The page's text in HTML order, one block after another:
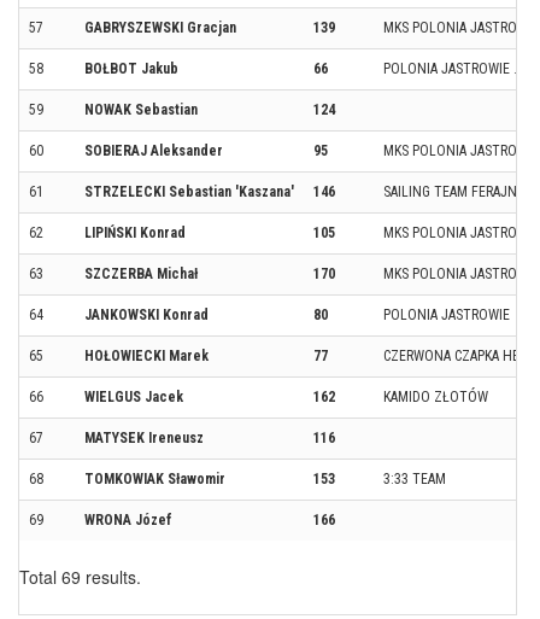
57 GABRYSZEWSKI Gracjan 139 MKS POLONIA JASTROWIE
58 BOŁBOT Jakub 66 POLONIA JASTROWIE .
59 NOWAK Sebastian 124
60 SOBIERAJ Aleksander 95 MKS POLONIA JASTROWIE
61 STRZELECKI Sebastian 'Kaszana' 146 SAILING TEAM FERAJNA
62 LIPIŃSKI Konrad 105 MKS POLONIA JASTROWIE
63 SZCZERBA Michał 170 MKS POLONIA JASTROWIE
64 JANKOWSKI Konrad 80 POLONIA JASTROWIE
65 HOŁOWIECKI Marek 77 CZERWONA CZAPKA
66 WIELGUS Jacek 162 KAMIDO ZŁOTÓW
67 MATYSEK Ireneusz 116
68 TOMKOWIAK Sławomir 153 3:33 TEAM
69 WRONA Józef 166
Total 69 results.